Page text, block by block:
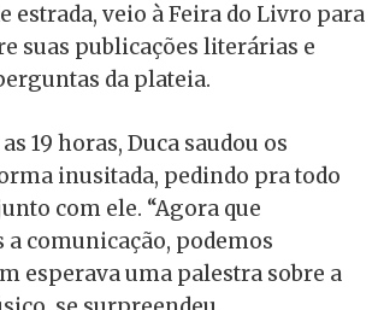
estrada, veio à Feira do Livro para
suas publicações literárias e
da plateia.
19 horas, Duca saudou os
inusitada, pedindo pra todo
com ele. “Agora que
a comunicação, podemos
esperava uma palestra sobre a